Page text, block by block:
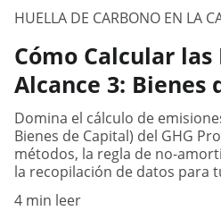
HUELLA DE CARBONO EN LA
Cómo Calcular las
Alcance 3: Bienes
Domina el cálculo de
Bienes de Capital) del GHG
métodos, la regla de no-
la recopilación de datos para
4 min leer